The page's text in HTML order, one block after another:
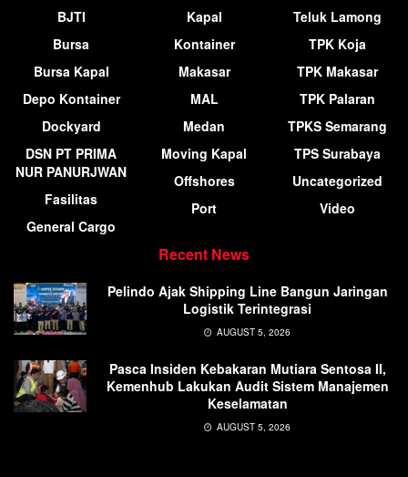
BJTI
Bursa
Bursa Kapal
Depo Kontainer
Dockyard
DSN PT PRIMA
NUR PANURJWAN
Fasilitas
General Cargo
Kapal
Kontainer
Makasar
MAL
Medan
Moving Kapal
Offshores
Port
Teluk Lamong
TPK Koja
TPK Makasar
TPK Palaran
TPKS Semarang
TPS Surabaya
Uncategorized
Video
Recent News
Pelindo Ajak Shipping Line Bangun Jaringan
Logistik Terintegrasi
AUGUST 5, 2026
Pasca Insiden Kebakaran Mutiara Sentosa II,
Kemenhub Lakukan Audit Sistem Manajemen
Keselamatan
AUGUST 5, 2026